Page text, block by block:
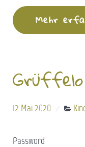
Mehr
Grüffelo
12 Mai 2020
Password